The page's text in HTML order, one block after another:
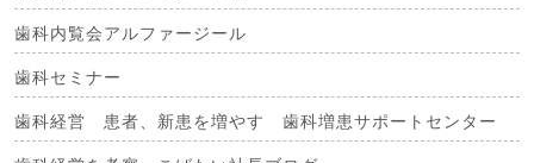
歯科内覧会アルファージール
歯科セミナー
歯科経営 患者、新患を増やす 歯科増患サポートセンター